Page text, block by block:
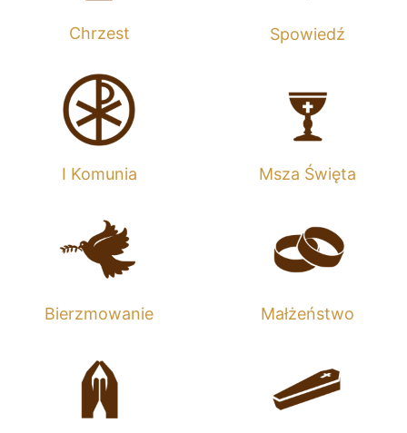
Chrzest Spowiedź
I Komunia Msza Święta
Bierzmowanie Małżeństwo